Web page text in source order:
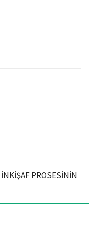
PROSESİNİN